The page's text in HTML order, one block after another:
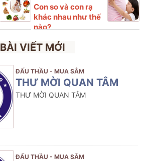
ĐÁP
Con so và con rạ
khác nhau như thế
nào?
BÀI VIẾT MỚI
ĐẤU THẦU - MUA SẮM
THƯ MỜI QUAN TÂM
THƯ MỜI QUAN TÂM
ĐẤU THẦU - MUA SẮM